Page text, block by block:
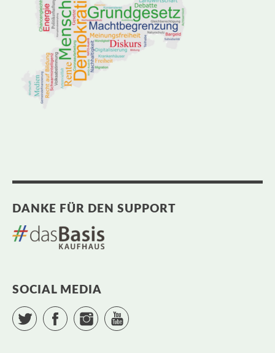
DANKE FÜR DEN SUPPORT
SOCIAL MEDIA
Twitter Facebook Instagram